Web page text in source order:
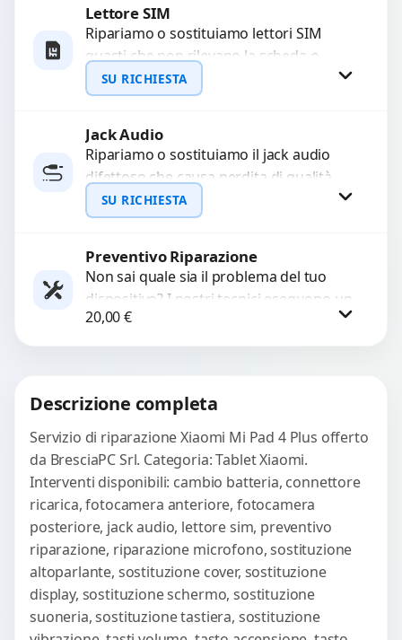
Richiedi Preventivo
WhatsApp
Lettore SIM
Ripariamo o sostituiamo lettori SIM
guasti che non rilevano la scheda o
interrompono il segnale. Utilizziamo
ricambi testati e garantiti...
SU RICHIESTA
Richiedi Preventivo
WhatsApp
Jack Audio
Ripariamo o sostituiamo il jack audio
difettoso che causa perdita di qualità
sonora o impossibilità di collegare cuffie
e accessori....
SU RICHIESTA
Richiedi Preventivo
Preventivo Riparazione
Non sai quale sia il problema del tuo
dispositivo? I nostri tecnici eseguono un
check-up completo con strumenti
avanzati per...
20,00€
Descrizione completa
Servizio di riparazione Xiaomi Mi Pad 4 Plus offerto
da BresciaPC Srl. Categoria: Tablet Xiaomi.
Interventi disponibili: cambio batteria, connettore
ricarica, fotocamera anteriore, fotocamera
posteriore, jack audio, lettore sim, preventivo
riparazione, riparazione microfono, sostituzione
altoparlante, sostituzione cover, sostituzione
display, sostituzione schermo, sostituzione
suoneria, sostituzione tastiera, sostituzione